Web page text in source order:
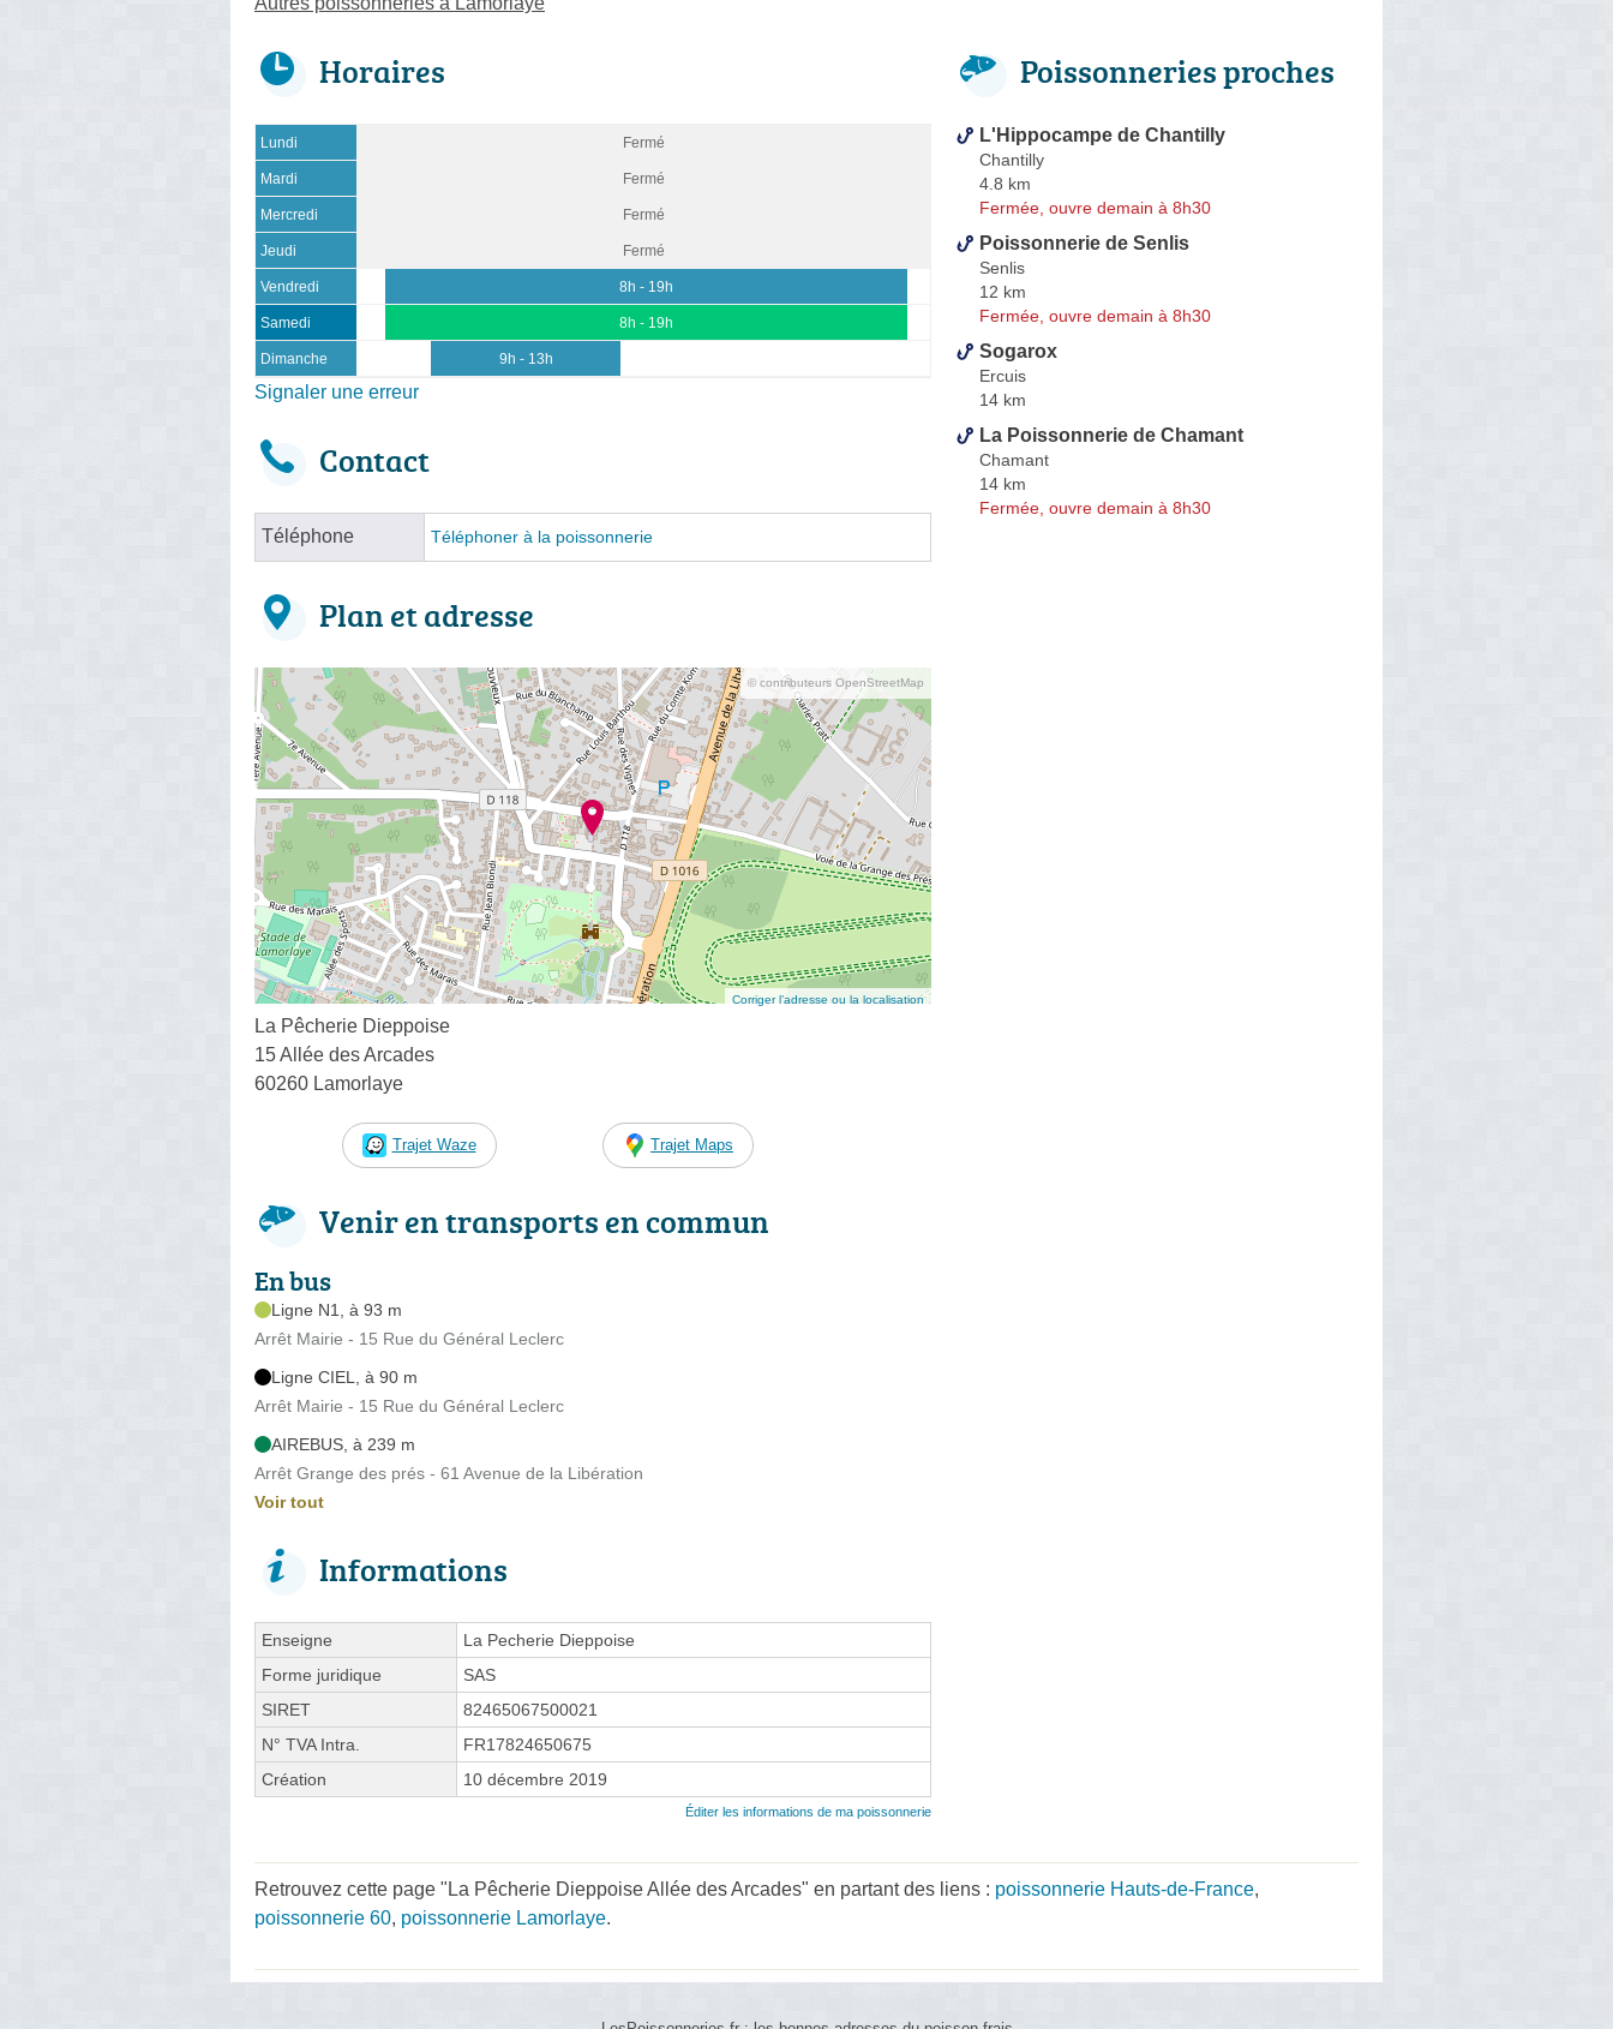
Horaires
Lundi Fermé
Mardi Fermé
Mercredi Fermé
Jeudi Fermé
Vendredi 8h - 19h
Samedi 8h - 19h
Dimanche 9h - 13h
Signaler une erreur
Contact
Téléphone Téléphoner à la poissonnerie
Plan et adresse
© contributeurs OpenStreetMap
Corriger l’adresse ou la localisation
La Pêcherie Dieppoise
15 Allée des Arcades
60260 Lamorlaye
Trajet Waze Trajet Maps
Venir en transports en commun
En bus
Ligne N1, à 93 m
Arrêt Mairie - 15 Rue du Général Leclerc
Ligne CIEL, à 90 m
Arrêt Mairie - 15 Rue du Général Leclerc
AIREBUS, à 239 m
Arrêt Grange des prés - 61 Avenue de la Libération
Voir tout
Informations
Enseigne
La Pecherie Dieppoise
Forme juridique
SAS
SIRET
82465067500021
N° TVA Intra.
FR17824650675
Création
10 décembre 2019
Éditer les informations de ma poissonnerie
Poissonneries proches
L'Hippocampe de Chantilly
Chantilly
4.8 km
Fermée, ouvre demain à 8h30
Poissonnerie de Senlis
Senlis
12 km
Fermée, ouvre demain à 8h30
Sogarox
Ercuis
14 km
La Poissonnerie de Chamant
Chamant
14 km
Fermée, ouvre demain à 8h30
Retrouvez cette page "La Pêcherie Dieppoise Allée des Arcades" en partant des liens : poissonnerie Hauts-de-France,
poissonnerie 60, poissonnerie Lamorlaye.